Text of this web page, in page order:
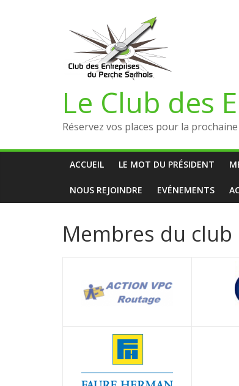
Le Club des
Réservez vos places pour la
ACCUEIL LE MOT DU PRÉSIDENT
NOUS REJOINDRE EVÉNEMENTS
Membres du club